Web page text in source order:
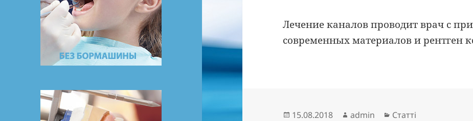
Лечение каналов проводит врач с
современных материалов и рентген
Опубліковано
15.08.2018 Автор
admin Категорії
Статті